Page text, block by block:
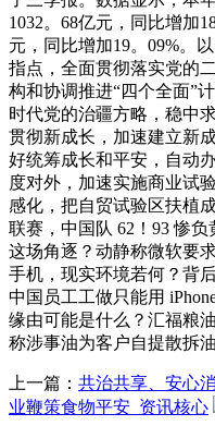
1032。68亿元，同比增加
元，同比增加19。09%。
指点，全面贯彻落实党的
构和协调推进“四个全面”
时代党的治疆方略，稳中
贯彻新成长，加速建立新
好统筹成长和平安，自动
度对外，加速实施商业试
感化，把自贸试验区扶植
联赛，中国队 62！93 惨
这场角逐？动静称微软要
手机，现实环境若何？背
中国员工工做只能用
缘由可能是什么？汇福粮
称涉事油为客户自提散拆油
上一篇： 共治共享、安心
业鞭策食物平安_资讯核心